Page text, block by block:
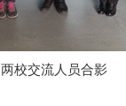
两校交流人员合影